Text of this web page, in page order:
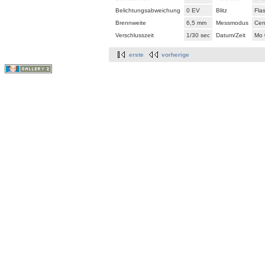
Belichtungsabweichung
0 EV Blitz
Brennweite
6,5 mm Messmodus
Verschlusszeit
1/30 sec Datum/Zeit Mo
erste vorherige